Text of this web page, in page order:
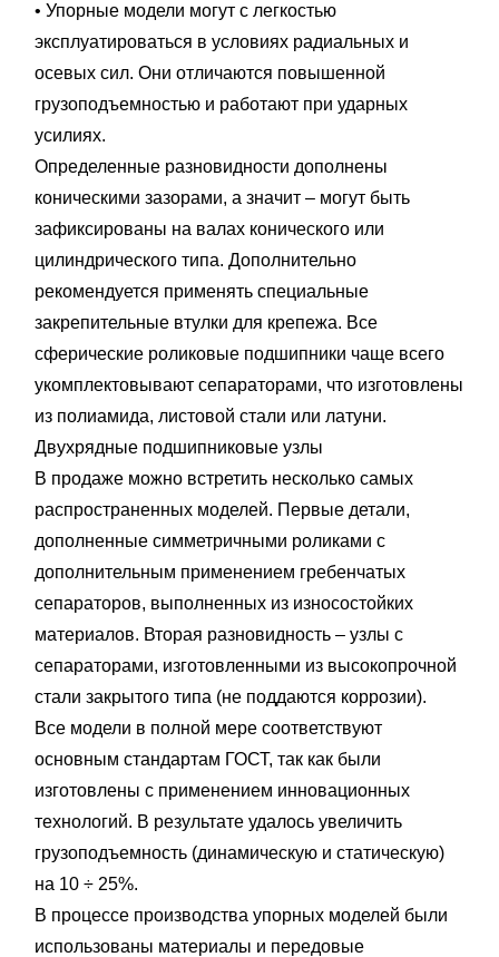
• Упорные модели могут с легкостью
эксплуатироваться в условиях радиальных и
осевых сил. Они отличаются повышенной
грузоподъемностью и работают при ударных
усилиях.
Определенные разновидности дополнены
коническими зазорами, а значит – могут быть
зафиксированы на валах конического или
цилиндрического типа. Дополнительно
рекомендуется применять специальные
закрепительные втулки для крепежа. Все
сферические роликовые подшипники чаще всего
укомплектовывают сепараторами, что изготовлены
из полиамида, листовой стали или латуни.
Двухрядные подшипниковые узлы
В продаже можно встретить несколько самых
распространенных моделей. Первые детали,
дополненные симметричными роликами с
дополнительным применением гребенчатых
сепараторов, выполненных из износостойких
материалов. Вторая разновидность – узлы с
сепараторами, изготовленными из высокопрочной
стали закрытого типа (не поддаются коррозии).
Все модели в полной мере соответствуют
основным стандартам ГОСТ, так как были
изготовлены с применением инновационных
технологий. В результате удалось увеличить
грузоподъемность (динамическую и статическую)
на 10 ÷ 25%.
В процессе производства упорных моделей были
использованы материалы и передовые